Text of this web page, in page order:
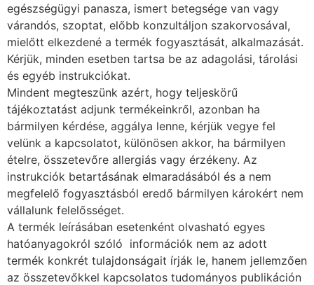
egészségügyi panasza, ismert betegsége van vagy
várandós, szoptat, előbb konzultáljon szakorvosával,
mielőtt elkezdené a termék fogyasztását, alkalmazását.
Kérjük, minden esetben tartsa be az adagolási, tárolási
és egyéb instrukciókat.
Mindent megteszünk azért, hogy teljeskörű
tájékoztatást adjunk termékeinkről, azonban ha
bármilyen kérdése, aggálya lenne, kérjük vegye fel
velünk a kapcsolatot, különösen akkor, ha bármilyen
ételre, összetevőre allergiás vagy érzékeny. Az
instrukciók betartásának elmaradásából és a nem
megfelelő fogyasztásból eredő bármilyen károkért nem
vállalunk felelősséget.
A termék leírásában esetenként olvasható egyes
hatóanyagokról szóló információk nem az adott
termék konkrét tulajdonságait írják le, hanem jellemzően
az összetevőkkel kapcsolatos tudományos publikáción